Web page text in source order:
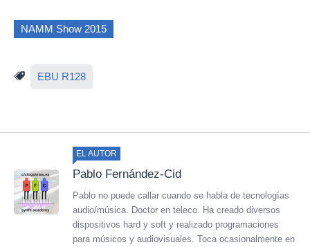
NAMM Show 2015
EBU R128
EL AUTOR
Pablo Fernández-Cid
Pablo no puede callar cuando se habla de tecnologías
audio/música. Doctor en teleco. Ha creado diversos
dispositivos hard y soft y realizado programaciones
para músicos y audiovisuales. Toca ocasionalmente en